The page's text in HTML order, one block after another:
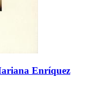
Enríquez